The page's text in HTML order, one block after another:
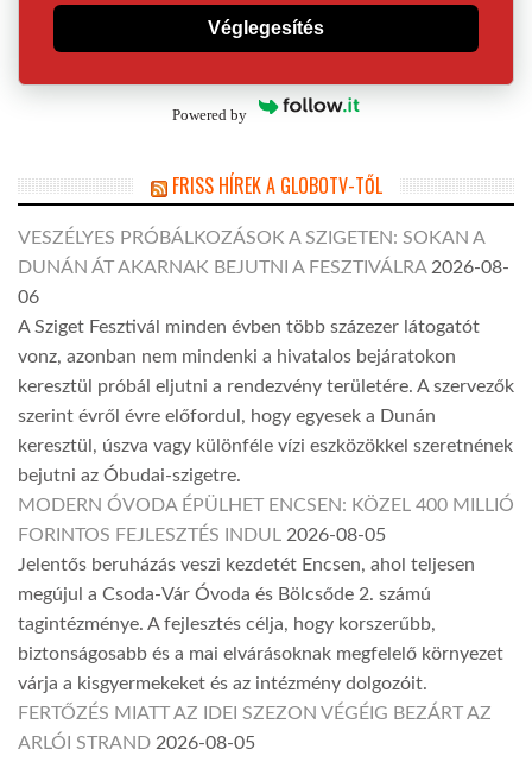
Véglegesítés
Powered by
FRISS HÍREK A GLOBOTV-TŐL
VESZÉLYES PRÓBÁLKOZÁSOK A SZIGETEN: SOKAN A
DUNÁN ÁT AKARNAK BEJUTNI A FESZTIVÁLRA 2026-08-
06
A Sziget Fesztivál minden évben több százezer látogatót
vonz, azonban nem mindenki a hivatalos bejáratokon
keresztül próbál eljutni a rendezvény területére. A szervezők
szerint évről évre előfordul, hogy egyesek a Dunán
keresztül, úszva vagy különféle vízi eszközökkel szeretnének
bejutni az Óbudai-szigetre.
MODERN ÓVODA ÉPÜLHET ENCSEN: KÖZEL 400 MILLIÓ
FORINTOS FEJLESZTÉS INDUL 2026-08-05
Jelentős beruházás veszi kezdetét Encsen, ahol teljesen
megújul a Csoda-Vár Óvoda és Bölcsőde 2. számú
tagintézménye. A fejlesztés célja, hogy korszerűbb,
biztonságosabb és a mai elvárásoknak megfelelő környezet
várja a kisgyermekeket és az intézmény dolgozóit.
FERTŐZÉS MIATT AZ IDEI SZEZON VÉGÉIG BEZÁRT AZ
ARLÓI STRAND 2026-08-05